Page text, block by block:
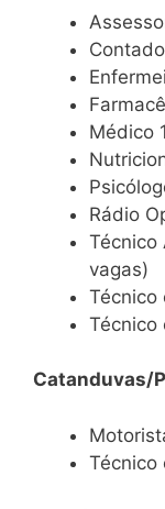
Médico
Rádio
Técnico
vagas)
Técnico
Técnico
Catanduvas/
Técnico